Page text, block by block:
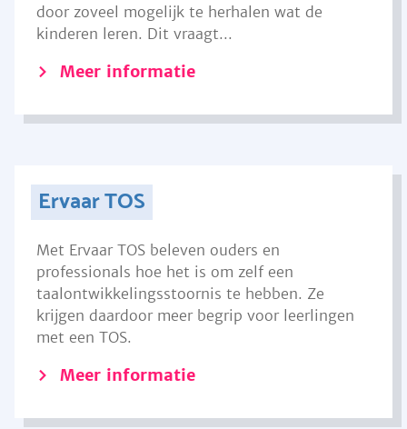
door zoveel mogelijk te herhalen wat de
kinderen leren. Dit vraagt...
Meer informatie
Ervaar TOS
Met Ervaar TOS beleven ouders en
professionals hoe het is om zelf een
taalontwikkelingsstoornis te hebben. Ze
krijgen daardoor meer begrip voor leerlingen
met een TOS.
Meer informatie